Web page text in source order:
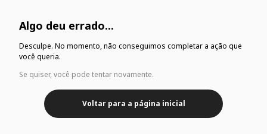
Algo deu errado...
Desculpe. No momento, não conseguimos completar a ação que
você queria.
Se quiser, você pode tentar novamente.
Voltar para a página inicial